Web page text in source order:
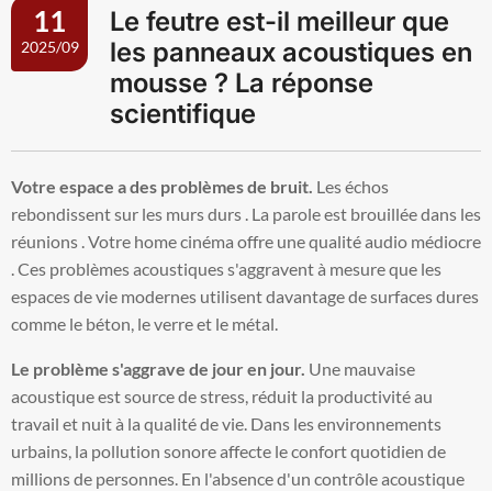
11
2025/09
Le feutre est-il meilleur que
les panneaux acoustiques en
mousse ? La réponse
scientifique
Votre espace a des problèmes de bruit. Les échos
rebondissent sur les murs durs . La parole est brouillée dans les
réunions . Votre home cinéma offre une qualité audio médiocre
. Ces problèmes acoustiques s'aggravent à mesure que les
espaces de vie modernes utilisent davantage de surfaces dures
comme le béton, le verre et le métal.
Le problème s'aggrave de jour en jour. Une mauvaise
acoustique est source de stress, réduit la productivité au
travail et nuit à la qualité de vie. Dans les environnements
urbains, la pollution sonore affecte le confort quotidien de
millions de personnes. En l'absence d'un contrôle acoustique